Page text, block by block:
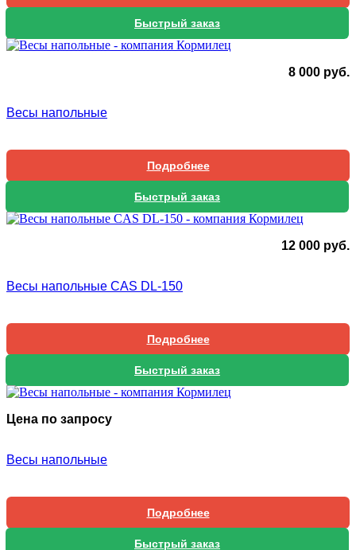
Быстрый заказ
8 000 руб.
Весы напольные
Подробнее
Быстрый заказ
12 000 руб.
Весы напольные CAS DL-150
Подробнее
Быстрый заказ
Цена по запросу
Весы напольные
Подробнее
Быстрый заказ